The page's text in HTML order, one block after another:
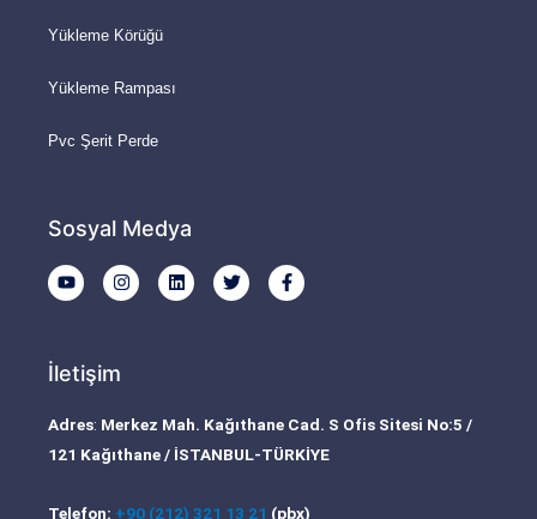
Yükleme Körüğü
Yükleme Rampası
Pvc Şerit Perde
Sosyal Medya
Y
o
u
b
e
I
n
s
r
m
L
i
n
T
w
i
F
a
c
-
f
İletişim
Adres: Merkez Mah. Kağıthane Cad. S Ofis Sitesi No:5 /
121 Kağıthane / İSTANBUL-TÜRKİYE
Telefon: +90 (212) 321 13 21 (pbx)